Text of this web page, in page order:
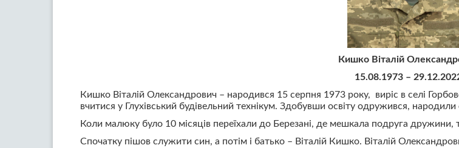
Кишко Віталій
15.08.1973 –
Кишко Віталій Олександрович – народився 15 серпня 1973 року, виріс в селі
вчитися у Глухівський будівельний технікум. Здобувши освіту одружився, народили
Коли малюку було 10 місяців переїхали до Березані, де мешкала подруга дружини,
Спочатку пішов служити син, а потім і батько – Віталій Кишко. Віталій